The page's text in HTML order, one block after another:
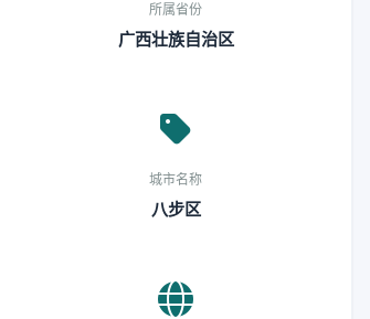
所属省份
广西壮族自治区
城市名称
八步区